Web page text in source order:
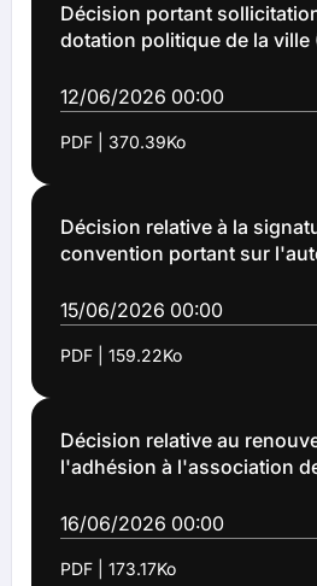
Décision portant
dotation politique de la ville
12/06/2026 00:00
PDF | 370.39Ko
Décision relative à la
convention portant sur
public pour une activité
de distributeurs
boissons et de denrées
n°2026-129)
15/06/2026 00:00
PDF | 159.22Ko
Décision relative au
l'adhésion à l'association
130)
16/06/2026 00:00
PDF | 173.17Ko